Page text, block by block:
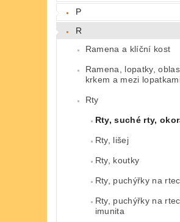
P
R
Ramena a klíční kost
Ramena, lopatky,
krkem a mezi
Rty
Rty, suché rty,
Rty, lišej
Rty, koutky
Rty, puchýřky na
Rty, puchýřky na
imunita